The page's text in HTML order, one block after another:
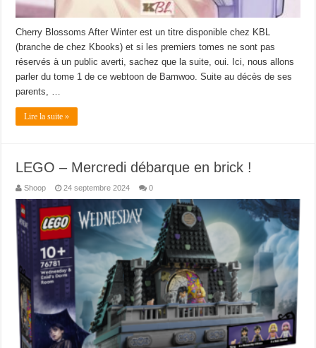
Cherry Blossoms After Winter est un titre disponible chez KBL
(branche de chez Kbooks) et si les premiers tomes ne sont pas
réservés à un public averti, sachez que la suite, oui. Ici, nous allons
parler du tome 1 de ce webtoon de Bamwoo. Suite au décès de ses
parents, …
Lire la suite »
LEGO – Mercredi débarque en brick !
Shoop 24 septembre 2024 0